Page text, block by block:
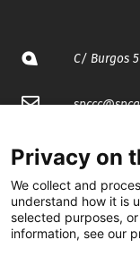
C/ Burgos
spccc@
cgtcatalunya
Privacy on
We collect and
understand how it is
selected purposes,
information, see our